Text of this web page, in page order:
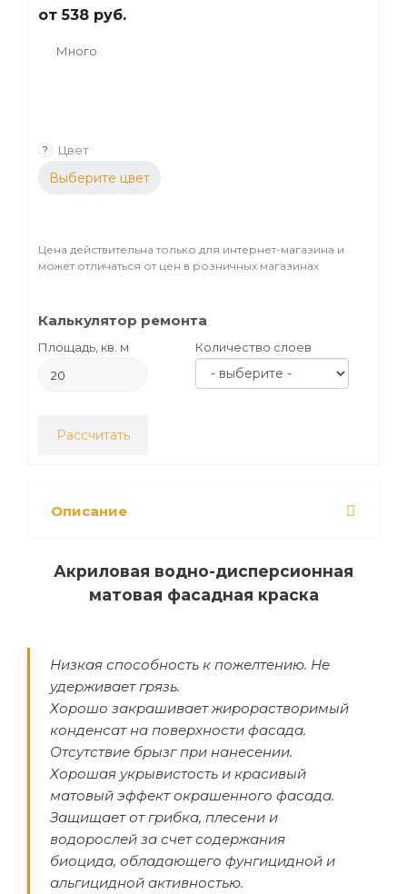
от538 руб.
Много
? Цвет
Выберите цвет
Цена действительна только для интернет-магазина и
может отличаться от цен в розничных магазинах
Калькулятор ремонта
Площадь, кв. м Количество слоев
Рассчитать
Описание
Акриловая водно-дисперсионная
матовая фасадная краска
Низкая способность к пожелтению. Не
удерживает грязь.
Хорошо закрашивает жирорастворимый
конденсат на поверхности фасада.
Отсутствие брызг при нанесении.
Хорошая укрывистость и красивый
матовый эффект окрашенного фасада.
Защищает от грибка, плесени и
водорослей за счет содержания
биоцида, обладающего фунгицидной и
альгицидной активностью.